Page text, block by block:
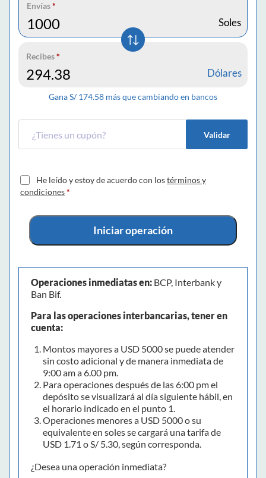
Envías*
Soles
Recibes*
Dólares
Gana S/174.58 más que cambiando en bancos
Validar
He leído y estoy de acuerdo con lostérminos y
condiciones*
Iniciar operación
Operaciones inmediatas en: BCP, Interbank y
Ban Bif.
Para las operaciones interbancarias, tener en
cuenta:
Montos mayores a USD 5000 se puede atender
sin costo adicional y de manera inmediata de
9:00 am a 6.00 pm.
Para operaciones después de las 6:00 pm el
depósito se visualizará al día siguiente hábil, en
el horario indicado en el punto 1.
Operaciones menores a USD 5000 o su
equivalente en soles se cargará una tarifa de
USD 1.71 o S/ 5.30, según corresponda.
¿Desea una operación inmediata?